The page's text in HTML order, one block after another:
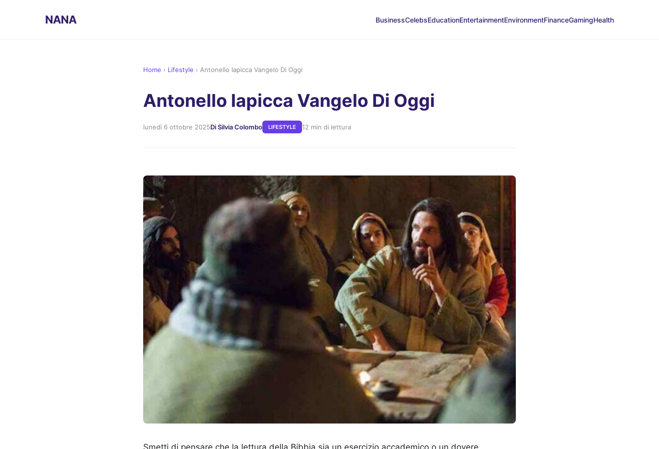
NANA BusinessCelebsEducationEntertainmentEnvironmentFinanceGamingHealth
Home › Lifestyle › Antonello Iapicca Vangelo Di Oggi
Antonello Iapicca Vangelo Di Oggi
lunedì 6 ottobre 2025Di Silvia Colombo LIFESTYLE 12 min di lettura
Smetti di pensare che la lettura della Bibbia sia un esercizio accademico o un dovere